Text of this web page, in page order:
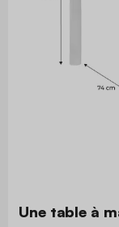
Une table à